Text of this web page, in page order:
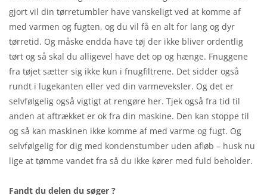
gjort vil din tørretumbler have vanskeligt ved at komme af
med varmen og fugten, og du vil få en alt for lang og dyr
tørretid. Og måske endda have tøj der ikke bliver ordentlig
tørt og så skal du alligevel have det op og hænge. Fnuggene
fra tøjet sætter sig ikke kun i fnugfiltrene. Det sidder også
rundt i lugekanten eller ved din varmeveksler. Og det er
selvfølgelig også vigtigt at rengøre her. Tjek også fra tid til
anden at aftrækket er ok fra din maskine. Den kan stoppe til
og så kan maskinen ikke komme af med varme og fugt. Og
selvfølgelig for dig med kondenstumber uden afløb – husk nu
lige at tømme vandet fra så du ikke kører med fuld beholder.
Fandt du delen du søger ?